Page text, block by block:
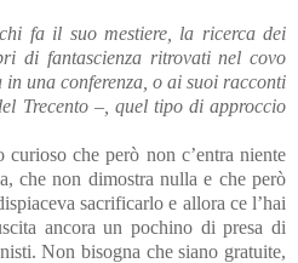
fa il suo mestiere, la ricerca dei
di fantascienza ritrovati nel covo
una conferenza, o ai suoi racconti
Trecento –, quel tipo di approccio
curioso che però non c’entra niente
che non dimostra nulla e che però
sacrificarlo e allora ce l’hai
ancora un pochino di presa di
Non bisogna che siano gratuite,